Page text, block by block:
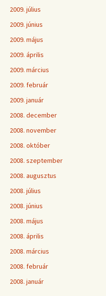
2009. július
2009. június
2009. május
2009. április
2009. március
2009. február
2009. január
2008. december
2008. november
2008. október
2008. szeptember
2008. augusztus
2008. július
2008. június
2008. május
2008. április
2008. március
2008. február
2008. január